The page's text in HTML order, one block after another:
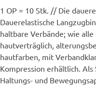
1 OP = 10 Stk. // Die
Dauerelastische
haltbare Verbände; wie
hautverträglich,
hautfarben, mit
Kompression erhältlich.
Haltungs- und